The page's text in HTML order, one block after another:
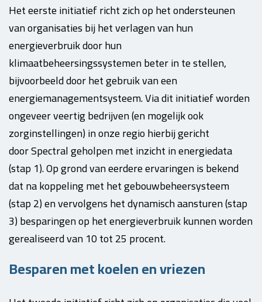
Het eerste initiatief richt zich op het ondersteunen
van organisaties bij het verlagen van hun
energieverbruik door hun
klimaatbeheersingssystemen beter in te stellen,
bijvoorbeeld door het gebruik van een
energiemanagementsysteem. Via dit initiatief worden
ongeveer veertig bedrijven (en mogelijk ook
zorginstellingen) in onze regio hierbij gericht
door Spectral geholpen met inzicht in energiedata
(stap 1). Op grond van eerdere ervaringen is bekend
dat na koppeling met het gebouwbeheersysteem
(stap 2) en vervolgens het dynamisch aansturen (stap
3) besparingen op het energieverbruik kunnen worden
gerealiseerd van 10 tot 25 procent.
Besparen met koelen en vriezen